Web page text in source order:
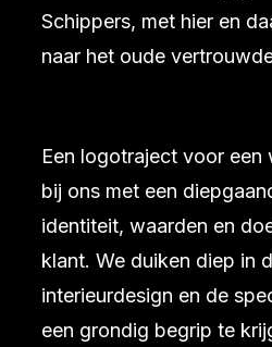
Schippers, met hier en
naar het oude
Een logotraject voor
bij ons met een
identiteit, waarden en
klant. We duiken diep in
interieurdesign en de
een grondig begrip te